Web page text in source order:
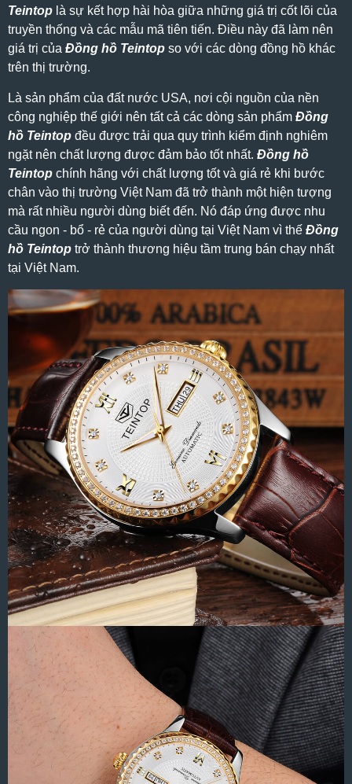
Teintop là sự kết hợp hài hòa giữa những giá trị cốt lõi của
truyền thống và các mẫu mã tiên tiến. Điều này đã làm nên
giá trị của Đồng hồ Teintop so với các dòng đồng hồ khác
trên thị trường.
Là sản phẩm của đất nước USA, nơi cội nguồn của nền
công nghiệp thế giới nên tất cả các dòng sản phẩm Đồng
hồ Teintop đều được trải qua quy trình kiểm định nghiêm
ngặt nên chất lượng được đảm bảo tốt nhất. Đồng hồ
Teintop chính hãng với chất lượng tốt và giá rẻ khi bước
chân vào thị trường Việt Nam đã trở thành một hiện tượng
mà rất nhiều người dùng biết đến. Nó đáp ứng được nhu
cầu ngon - bổ - rẻ của người dùng tại Việt Nam vì thế Đồng
hồ Teintop trở thành thương hiệu tầm trung bán chạy nhất
tại Việt Nam.